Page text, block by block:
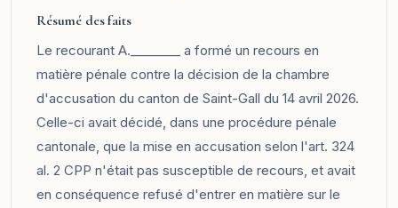
Résumé des faits
Le recourant A.________ a formé un recours en
matière pénale contre la décision de la chambre
d'accusation du canton de Saint-Gall du 14 avril 2026.
Celle-ci avait décidé, dans une procédure pénale
cantonale, que la mise en accusation selon l'art. 324
al. 2 CPP n'était pas susceptible de recours, et avait
en conséquence refusé d'entrer en matière sur le